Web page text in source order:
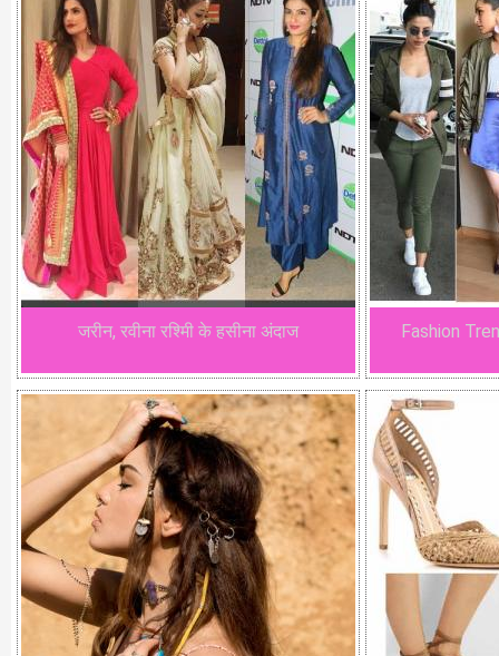
जरीन, रवीना रश्मिी के हसीना अंदाज Fashion